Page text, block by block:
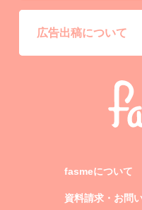
広告出稿について
fasmeについて
資料請求・お問